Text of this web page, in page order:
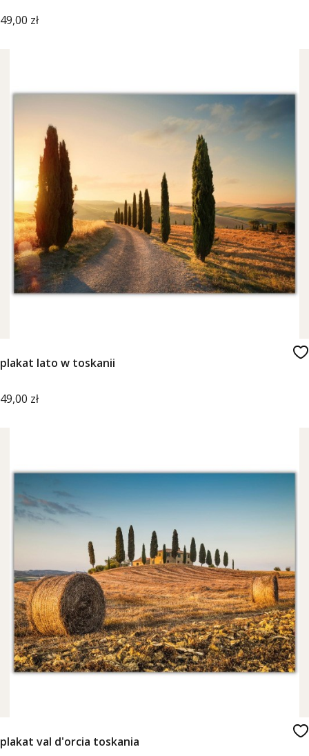
Cena
49,00 zł
plakat lato w toskanii
Cena
49,00 zł
plakat val d'orcia toskania